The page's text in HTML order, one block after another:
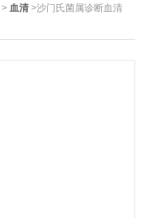
> 血清 >沙门氏菌属诊断血清